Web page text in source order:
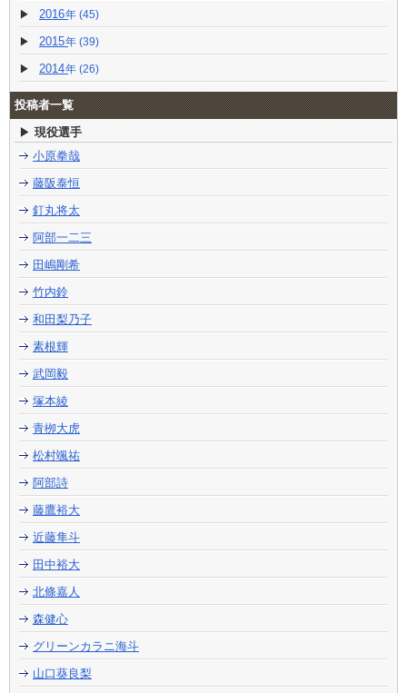
2016 (45)
2015 (39)
2014 (26)
投稿者一覧
現役選手
小原拳哉
藤阪泰恒
釘丸将太
阿部一二三
田嶋剛希
竹内鈴
和田梨乃子
素根輝
武岡毅
塚本綾
青栁大虎
松村颯祐
阿部詩
藤鷹裕大
近藤隼斗
田中裕大
北條嘉人
森健心
グリーンカラニ海斗
山口葵良梨